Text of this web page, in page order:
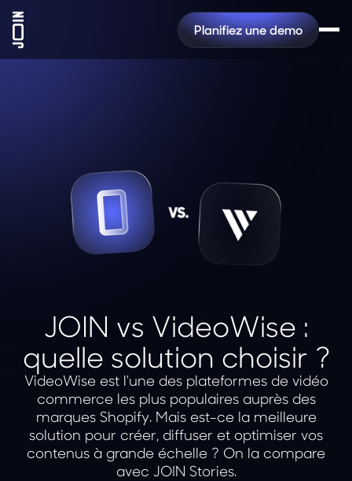
Planifiez une demo
JOIN vs VideoWise :
quelle solution choisir ?
VideoWise est l'une des plateformes de vidéo
commerce les plus populaires auprès des
marques Shopify. Mais est-ce la meilleure
solution pour créer, diffuser et optimiser vos
contenus à grande échelle ? On la compare
avec JOIN Stories.